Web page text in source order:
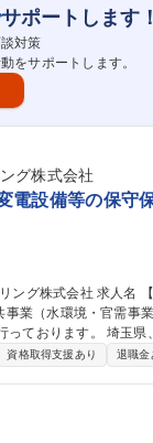
サポートします！
対策
をサポートします。
グ株式会社
電設備等の保守
、受変電設備等の保守保全・営
長野県の各自治体における上・
発電所）に納まってい
資格取得支援あり 退職金